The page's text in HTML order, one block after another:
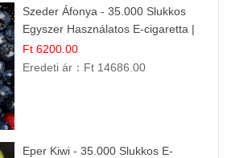
Szeder Áfonya - 35.000 Slukkos
Egyszer Használatos E-cigaretta |
Prémium Ízélmény
Ft 6200.00
Eredeti ár： Ft 14686.00
Eper Kiwi - 35.000 Slukkos E-